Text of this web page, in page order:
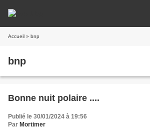
Accueil » bnp
bnp
Bonne nuit polaire ....
Publié le 30/01/2024 à 19:56
Par Mortimer